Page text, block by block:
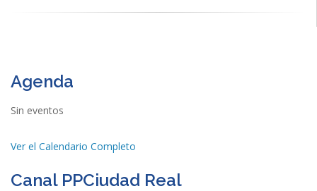
Agenda
Sin eventos
Ver el Calendario Completo
Canal PPCiudad Real